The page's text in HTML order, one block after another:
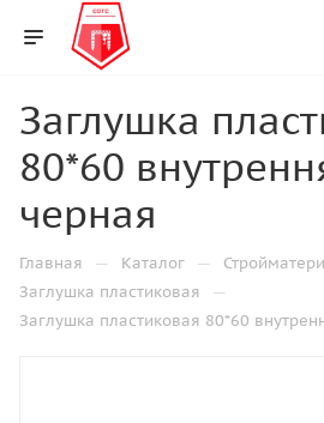
Заглушка
80*60
черная
Главная — Каталог —
Заглушка пластиковая —
Заглушка пластиковая 80*60